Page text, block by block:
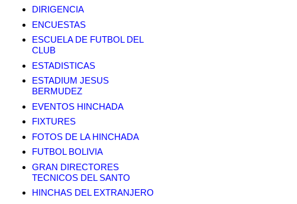
DIRIGENCIA
ENCUESTAS
ESCUELA DE FUTBOL DEL
CLUB
ESTADISTICAS
ESTADIUM JESUS
BERMUDEZ
EVENTOS HINCHADA
FIXTURES
FOTOS DE LA HINCHADA
FUTBOL BOLIVIA
GRAN DIRECTORES
TECNICOS DEL SANTO
HINCHAS DEL EXTRANJERO